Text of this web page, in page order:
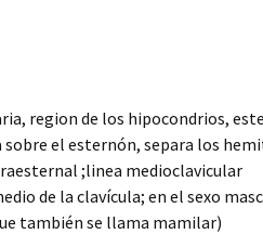
region de los hipocondrios,
el esternón, separa los
;linea medioclavicular
de la clavícula; en el sexo
también se llama mamilar)